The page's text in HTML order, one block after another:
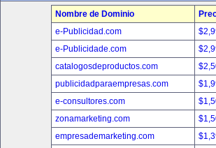
Nombre de Dominio
e-Publicidad.com
e-Publicidade.com
catalogosdeproductos.com
publicidadparaempresas.com
e-consultores.com
zonamarketing.com
empresademarketing.com